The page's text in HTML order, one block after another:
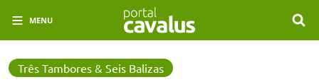
MENU
Três Tambores & Seis Balizas